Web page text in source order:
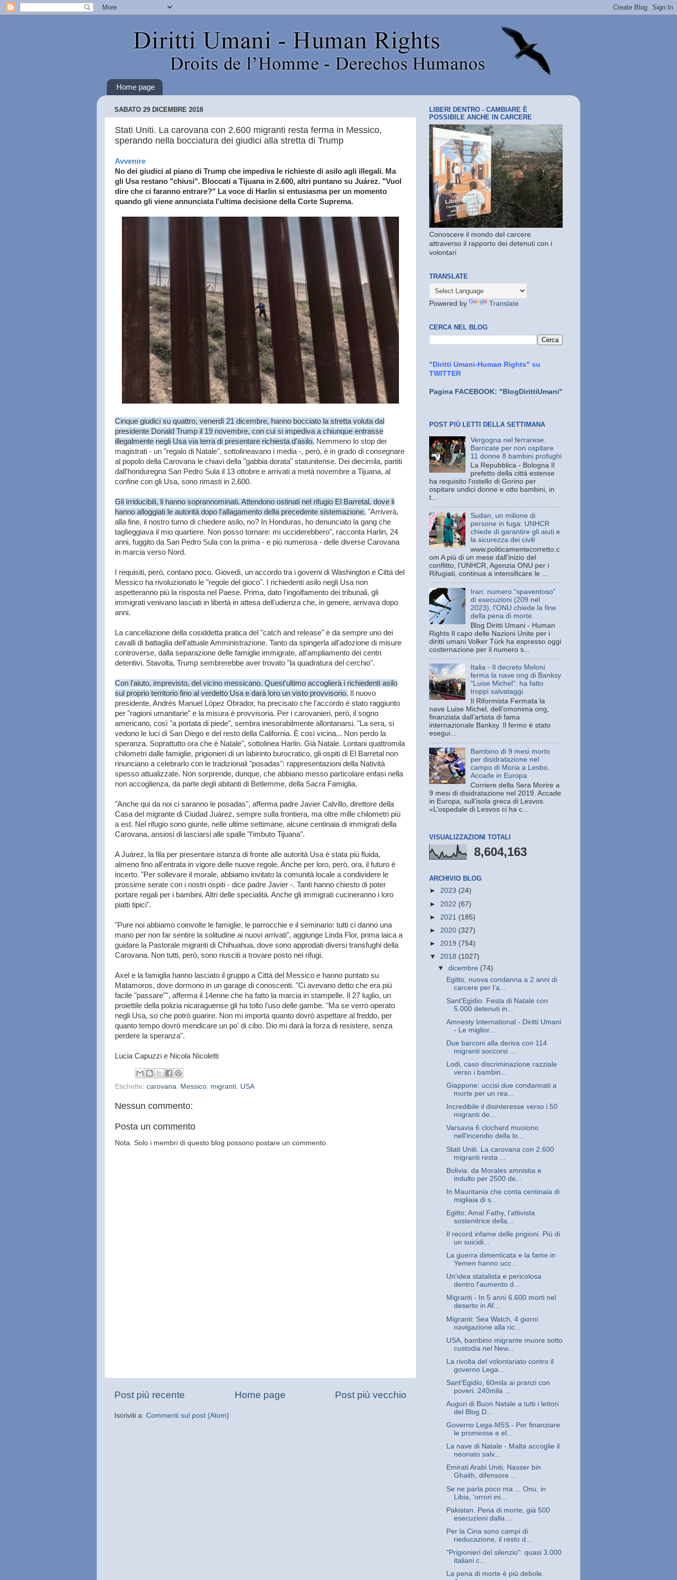
Home page
SABATO 29 DICEMBRE 2018
Stati Uniti. La carovana con 2.600 migranti resta ferma in Messico,
sperando nella bocciatura dei giudici alla stretta di Trump
Avvenire
No dei giudici al piano di Trump che impediva le richieste di asilo agli illegali. Ma
gli Usa restano "chiusi". Bloccati a Tijuana in 2.600, altri puntano su Juárez. "Vuol
dire che ci faranno entrare?" La voce di Harlin si entusiasma per un momento
quando gli viene annunciata l'ultima decisione della Corte Suprema.
Cinque giudici su quattro, venerdì 21 dicembre, hanno bocciato la stretta voluta dal
presidente Donald Trump il 19 novembre, con cui si impediva a chiunque entrasse
illegalmente negli Usa via terra di presentare richiesta d'asilo. Nemmeno lo stop dei
magistrati - un "regalo di Natale", sottolineavano i media -, però, è in grado di consegnare
al popolo della Carovana le chiavi della "gabbia dorata" statunitense. Dei diecimila, partiti
dall'honduregna San Pedro Sula il 13 ottobre e arrivati a metà novembre a Tijuana, al
confine con gli Usa, sono rimasti in 2.600.
Gli irriducibili, li hanno soprannominati. Attendono ostinati nel rifugio El Barretal, dove li
hanno alloggiati le autorità dopo l'allagamento della precedente sistemazione. "Arriverà,
alla fine, il nostro turno di chiedere asilo, no? In Honduras, ho denunciato la gang che
taglieggiava il mio quartiere. Non posso tornare: mi ucciderebbero", racconta Harlin, 24
anni, fuggito da San Pedro Sula con la prima - e più numerosa - delle diverse Carovana
in marcia verso Nord.
I requisiti, però, contano poco. Giovedì, un accordo tra i governi di Washington e Città del
Messico ha rivoluzionato le "regole del gioco". I richiedenti asilo negli Usa non
aspetteranno più la risposta nel Paese. Prima, dato l'ingolfamento dei tribunali, gli
immigrati venivano lasciati in libertà in attesa dell'udienza che, in genere, arrivava dopo
anni.
La cancellazione della cosiddetta pratica del "catch and release" è da sempre uno dei
cavalli di battaglia dell'attuale Amministrazione. Tanto da spingerla all'adozione di misure
controverse, dalla separazione delle famiglie immigrate, all'ampliamento dei centri
detentivi. Stavolta, Trump sembrerebbe aver trovato "la quadratura del cerchio".
Con l'aiuto, imprevisto, del vicino messicano. Quest'ultimo accoglierà i richiedenti asilo
sul proprio territorio fino al verdetto Usa e darà loro un visto provvisorio. Il nuovo
presidente, Andrés Manuel López Obrador, ha precisato che l'accordo è stato raggiunto
per "ragioni umanitarie" e la misura è provvisoria. Per i carovanieri, però, il sogno
americano, così "a portata di piede", sembra inesorabilmente allontanarsi. "La sera, si
vedono le luci di San Diego e del resto della California. È così vicina... Non perdo la
speranza. Soprattutto ora che è Natale", sottolinea Harlin. Già Natale. Lontani quattromila
chilometri dalle famiglie, prigionieri di un labirinto burocratico, gli ospiti di El Barretal non
rinunciano a celebrarlo con le tradizionali "posadas": rappresentazioni della Natività
spesso attualizzate. Non sorprende, dunque, che abbiano messo particolare enfasi nella
non accoglienza, da parte degli abitanti di Betlemme, della Sacra Famiglia.
"Anche qui da noi ci saranno le posadas", afferma padre Javier Calvillo, direttore della
Casa del migrante di Ciudad Juárez, sempre sulla frontiera, ma oltre mille chilometri più
a est. Nel rifugio sono giunte, nelle ultime settimane, alcune centinaia di immigrati della
Carovana, ansiosi di lasciarsi alle spalle "l'imbuto Tijuana".
A Juárez, la fila per presentare istanza di fronte alle autorità Usa è stata più fluida,
almeno fino all'entrata in vigore delle nuove regole. Anche per loro, però, ora, il futuro è
incerto. "Per sollevare il morale, abbiamo invitato la comunità locale a condividere le
prossime serate con i nostri ospiti - dice padre Javier -. Tanti hanno chiesto di poter
portare regali per i bambini. Altri delle specialità. Anche gli immigrati cucineranno i loro
piatti tipici".
"Pure noi abbiamo coinvolte le famiglie, le parrocchie e il seminario: tutti ci danno una
mano per non far sentire la solitudine ai nuovi arrivati", aggiunge Linda Flor, prima laica a
guidare la Pastorale migranti di Chihuahua, dove sono approdati diversi transfughi della
Carovana. Non tutti, però, sono riusciti a trovare posto nei rifugi.
Axel e la famiglia hanno lasciato il gruppo a Città del Messico e hanno puntato su
Matamoros, dove dormono in un garage di conoscenti. "Ci avevano detto che era più
facile "passare"", afferma il 14enne che ha fatto la marcia in stampelle. Il 27 luglio, un
proiettile della polizia nicaraguense gli ha tolto l'uso delle gambe. "Ma se verrò operato
negli Usa, so che potrò guarire. Non mi importa quanto dovrò aspettare al freddo, per
quanto tempo dovrò mendicare un po' di cibo. Dio mi darà la forza di resistere, senza
perdere la speranza".
Lucia Capuzzi e Nicola Nicoletti
Etichette: carovana Messico migranti USA
Nessun commento:
Posta un commento
Nota. Solo i membri di questo blog possono postare un commento.
Post più recente Post più vecchio
Home page
Iscriviti a: Commenti sul post (Atom)
LIBERI DENTRO - CAMBIARE È
POSSIBILE ANCHE IN CARCERE
Conoscere il mondo del carcere
attraverso il rapporto dei detenuti con i
volontari
TRANSLATE
Powered by Translate
CERCA NEL BLOG
"Diritti Umani-Human Rights" su
TWITTER
Pagina FACEBOOK: "BlogDirittiUmani"
POST PIÙ LETTI DELLA SETTIMANA
Vergogna nel ferrarese.
Barricate per non ospitare
11 donne 8 bambini profughi
La Repubblica - Bologna Il
prefetto della città estense
ha requisito l'ostello di Gorino per
ospitare undici donne e otto bambini, in
t...
Sudan, un milione di
persone in fuga: UNHCR
chiede di garantire gli aiuti e
la sicurezza dei civili
www.politicamentecorretto.c
om A più di un mese dall’inizio del
conflitto, l’UNHCR, Agenzia ONU per i
Rifugiati, continua a intensificare le ...
Iran: numero “spaventoso”
di esecuzioni (209 nel
2023), l'ONU chiede la fine
della pena di morte.
Blog Diritti Umani - Human
Rights Il capo delle Nazioni Unite per i
diritti umani Volker Türk ha espresso oggi
costernazione per il numero s...
Italia - Il decreto Meloni
ferma la nave ong di Banksy
"Luise Michel": ha fatto
troppi salvataggi.
Il Riformista Fermata la
nave Luise Michel, dell’omonima ong,
finanziata dall’artista di fama
internazionale Banksy. Il fermo è stato
esegui...
Bambino di 9 mesi morto
per disidratazione nel
campo di Moria a Lesbo.
Accade in Europa
Corriere della Sera Morire a
9 mesi di disidratazione nel 2019. Accade
in Europa, sull’isola greca di Lesvos.
«L’ospedale di Lesvos ci ha c...
VISUALIZZAZIONI TOTALI
8,604,163
ARCHIVIO BLOG
► 2023 (24)
► 2022 (67)
► 2021 (185)
► 2020 (327)
► 2019 (754)
▼ 2018 (1027)
▼dicembre (74)
Egitto, nuova condanna a 2 anni di
carcere per lʼa...
Sant'Egidio. Festa di Natale con
5.000 detenuti in...
Amnesty International - Diritti Umani
- Le miglior...
Due barconi alla deriva con 114
migranti soccorsi ...
Lodi, caso discriminazione razziale
verso i bambin...
Giappone: uccisi due condannati a
morte per un rea...
Incredibile il disinteresse verso i 50
migranti de...
Varsavia 6 clochard muoiono
nell'incendio della lo...
Stati Uniti. La carovana con 2.600
migranti resta ...
Bolivia: da Morales amnistia e
indulto per 2500 de...
In Mauritania che conta centinaia di
migliaia di s...
Egitto: Amal Fathy, l’attivista
sostenitrice della...
Il record infame delle prigioni. Più di
un suicidi...
La guerra dimenticata e la fame in
Yemen hanno ucc...
Un'idea statalista e pericolosa
dentro l'aumento d...
Migranti - In 5 anni 6.600 morti nel
deserto in Af...
Migranti: Sea Watch, 4 giorni
navigazione alla ric...
USA, bambino migrante muore sotto
custodia nel New...
La rivolta del volontariato contro il
governo Lega...
Sant'Egidio, 60mila ai pranzi con
poveri. 240mila ...
Auguri di Buon Natale a tutti i lettori
del Blog D...
Governo Lega-M5S - Per finanziare
le promesse e el...
La nave di Natale - Malta accoglie il
neonato salv...
Emirati Arabi Uniti, Nasser bin
Ghaith, difensore ...
Se ne parla poco ma ... Onu, in
Libia, 'orrori ini...
Pakistan. Pena di morte, già 500
esecuzioni dalla ...
Per la Cina sono campi di
rieducazione, il resto d...
"Prigionieri del silenzio": quasi 3.000
italiani c...
La pena di morte è più debole.